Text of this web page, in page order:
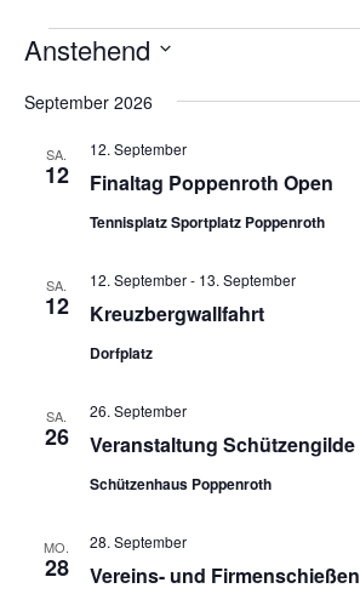
Veranstaltungen
Anstehend
wählen.
September 2026
SA.
12 Finaltag Poppenroth Open
12. September
Tennisplatz Sportplatz Poppenroth
SA.
12 Kreuzbergwallfahrt
12. September- 13. September
Dorfplatz
SA.
26 Veranstaltung Schützengilde
26. September
Schützenhaus Poppenroth
MO.
28 Vereins- und Firmenschießen
28. September